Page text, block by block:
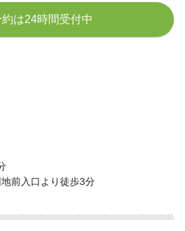
約は24時間受付中
前入口より徒歩3分